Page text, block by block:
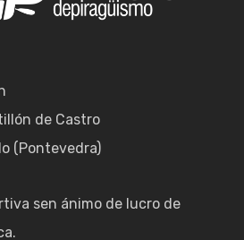
de Castro
(Pontevedra)
sen ánimo de lucro de